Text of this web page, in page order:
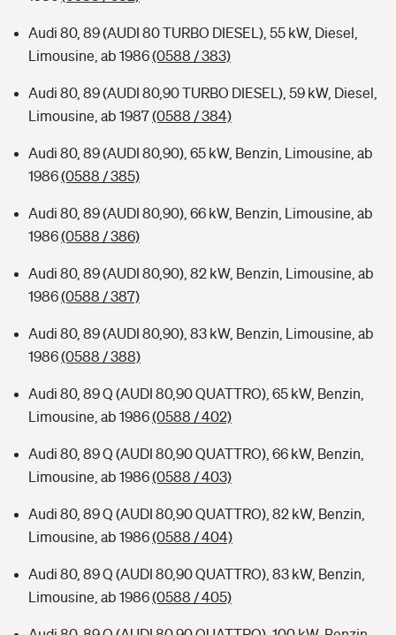
Audi 80, 89 (AUDI 80 TURBO DIESEL), 55 kW, Diesel,
Limousine, ab 1986(0588 / 383)
Audi 80, 89 (AUDI 80,90 TURBO DIESEL), 59 kW, Diesel,
Limousine, ab 1987(0588 / 384)
Audi 80, 89 (AUDI 80,90), 65 kW, Benzin, Limousine, ab
1986(0588 / 385)
Audi 80, 89 (AUDI 80,90), 66 kW, Benzin, Limousine, ab
1986(0588 / 386)
Audi 80, 89 (AUDI 80,90), 82 kW, Benzin, Limousine, ab
1986(0588 / 387)
Audi 80, 89 (AUDI 80,90), 83 kW, Benzin, Limousine, ab
1986(0588 / 388)
Audi 80, 89 Q (AUDI 80,90 QUATTRO), 65 kW, Benzin,
Limousine, ab 1986(0588 / 402)
Audi 80, 89 Q (AUDI 80,90 QUATTRO), 66 kW, Benzin,
Limousine, ab 1986(0588 / 403)
Audi 80, 89 Q (AUDI 80,90 QUATTRO), 82 kW, Benzin,
Limousine, ab 1986(0588 / 404)
Audi 80, 89 Q (AUDI 80,90 QUATTRO), 83 kW, Benzin,
Limousine, ab 1986(0588 / 405)